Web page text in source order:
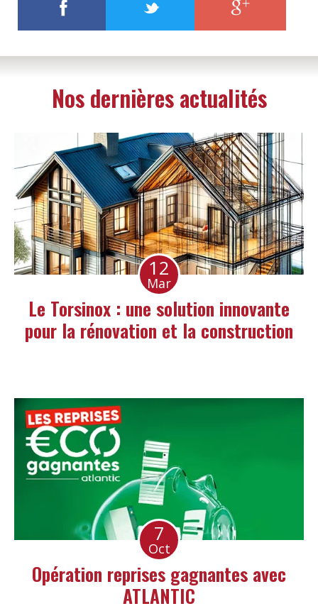
Nos dernières actualités
12
Mar
Le Torsinox : une solution innovante
pour la rénovation et la construction
7
Oct
Opération reprises gagnantes avec
ATLANTIC